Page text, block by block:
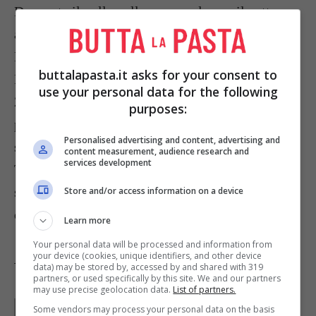
Deponete il pollo nella casseruola con il petto
all’ingiù, coprite e portate ad ebollizione.
Riducete il fuoco e cuocete per circa 20 minuti.
Rigirate il pollo e continuate la cottura per altri
20 minuti. Spegnete il fuoco e lasciate riposare il
pollo per un quarto d’ora nel ricco intingolo che
si sarà formato.
Togliete il pollo dalla pentola, tagliatelo a pezzi e
servitelo bagnandolo con un poco dell’intingolo
di cottura.
Tag: Ricette dal mondo
Parole di
buttalapasta.it asks for your consent to
use your personal data for the following
purposes:
Personalised advertising and content, advertising and
content measurement, audience research and
services development
Store and/or access information on a device
Learn more
Your personal data will be processed and information from
your device (cookies, unique identifiers, and other device
data) may be stored by, accessed by and shared with 319
partners, or used specifically by this site. We and our partners
may use precise geolocation data. List of partners.
Some vendors may process your personal data on the basis